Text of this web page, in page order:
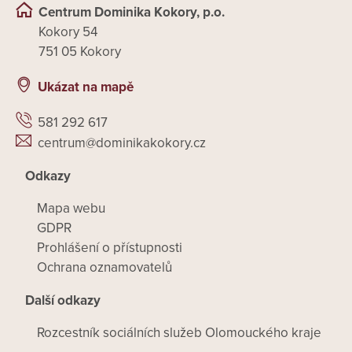
Centrum Dominika Kokory, p.o.
Kokory 54
751 05 Kokory
Ukázat na mapě
581 292 617
centrum@dominikakokory.cz
Odkazy
Mapa webu
GDPR
Prohlášení o přístupnosti
Ochrana oznamovatelů
Další odkazy
Rozcestník sociálních služeb Olomouckého kraje